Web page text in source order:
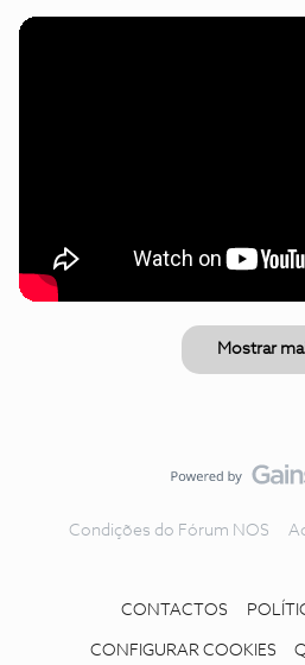
Mostrar
Condições do Fórum NOS
CONTACTOS
CONFIGURAR COOKIES